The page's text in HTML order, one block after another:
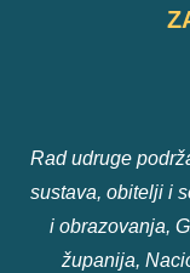
Rad udruge
sustava, obitelji i
i obrazovanja,
županija,